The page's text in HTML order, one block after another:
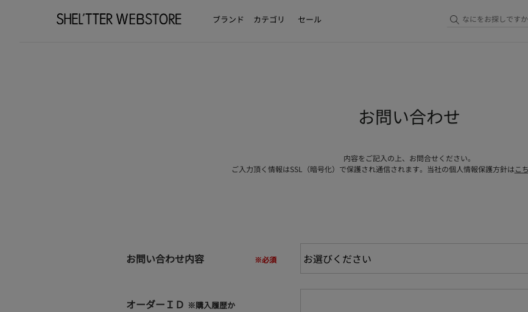
ブランド カテゴリ セール
お問い合わせ
内容をご記入の上、お問合せください。
ご入力頂く情報はSSL（暗号化）で保護され通信されます。当社の個人情報保護方針はこ
お問い合わせ内容
オーダーＩＤ ※購入履歴か